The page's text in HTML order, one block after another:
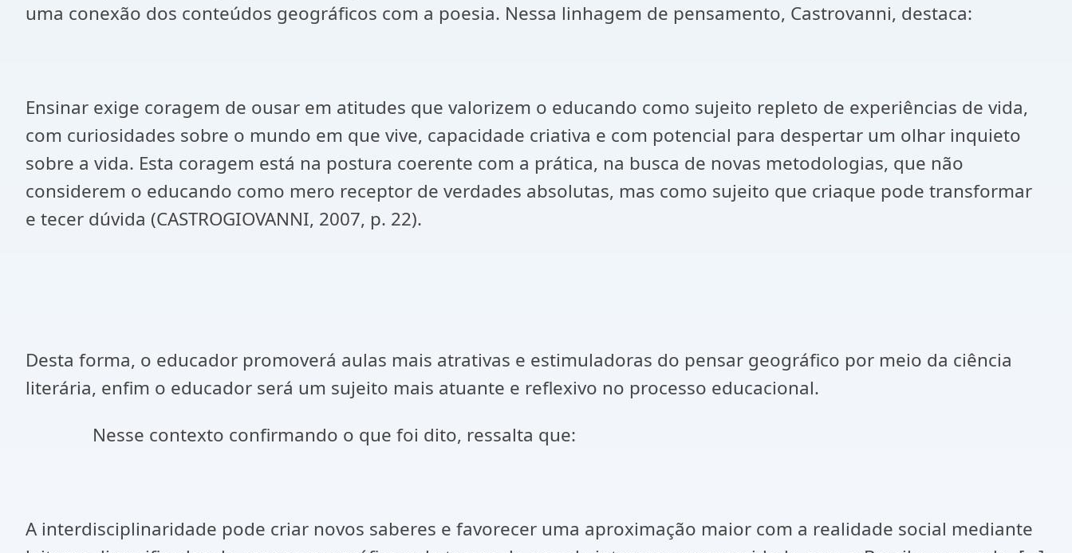
uma conexão dos conteúdos geográficos com a poesia. Nessa linhagem de pensamento, Castrovanni, destaca:
Ensinar exige coragem de ousar em atitudes que valorizem o educando como sujeito repleto de experiências de vida,
com curiosidades sobre o mundo em que vive, capacidade criativa e com potencial para despertar um olhar inquieto
sobre a vida. Esta coragem está na postura coerente com a prática, na busca de novas metodologias, que não
considerem o educando como mero receptor de verdades absolutas, mas como sujeito que criaque pode transformar
e tecer dúvida (CASTROGIOVANNI, 2007, p. 22).
Desta forma, o educador promoverá aulas mais atrativas e estimuladoras do pensar geográfico por meio da ciência
literária, enfim o educador será um sujeito mais atuante e reflexivo no processo educacional.
Nesse contexto confirmando o que foi dito, ressalta que:
A interdisciplinaridade pode criar novos saberes e favorecer uma aproximação maior com a realidade social mediante